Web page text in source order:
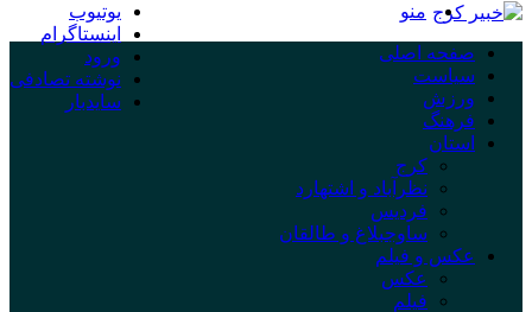
یوتیوب
اینستاگرام
ورود
نوشته تصادفی
سایدبار
منو
صفحه اصلی
سیاست
ورزش
فرهنگ
استان
کرج
نظرآباد و اشتهارد
فردیس
ساوجبلاغ و طالقان
عکس و فیلم
عکس
فیلم